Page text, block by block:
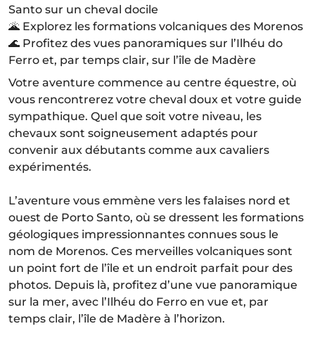
Santo sur un cheval docile
🌋 Explorez les formations volcaniques des Morenos
🌊 Profitez des vues panoramiques sur l’Ilhéu do
Ferro et, par temps clair, sur l’île de Madère
Votre aventure commence au centre équestre, où
vous rencontrerez votre cheval doux et votre guide
sympathique. Quel que soit votre niveau, les
chevaux sont soigneusement adaptés pour
convenir aux débutants comme aux cavaliers
expérimentés.
L’aventure vous emmène vers les falaises nord et
ouest de Porto Santo, où se dressent les formations
géologiques impressionnantes connues sous le
nom de Morenos. Ces merveilles volcaniques sont
un point fort de l’île et un endroit parfait pour des
photos. Depuis là, profitez d’une vue panoramique
sur la mer, avec l’Ilhéu do Ferro en vue et, par
temps clair, l’île de Madère à l’horizon.